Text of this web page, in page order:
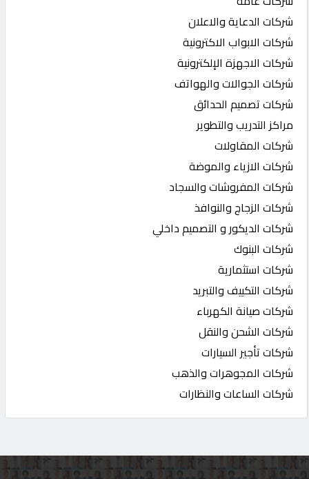
شركات الدعاية والاعلان
شركات الابواب الاكترونية
شركات الاجهزة الإلكترونية
شركات الجوالات والهواتف
شركات تصميم الحدائق
مراكز التدريب والتطوير
شركات المقاولات
شركات الازياء والموضة
شركات المفروشات والسجاد
شركات الزجاج والنوافذ
شركات الديكور و التصميم داخلي
شركات البنوك
شركات استثمارية
شركات التكييف والتبريد
شركات صيانة الكهرباء
شركات الشحن والنقل
شركات تأجير السيارات
شركات المجوهرات والذهب
شركات الساعات والنظارات